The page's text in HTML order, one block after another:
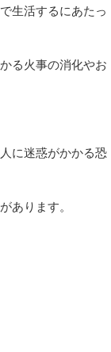
生活するにあたっ
る火事の消化やお
に迷惑がかかる恐
あります。